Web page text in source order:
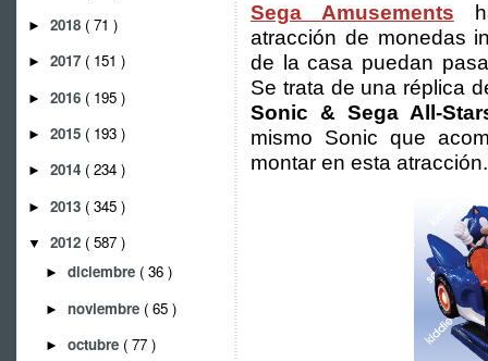
► 2018 ( 71 )
► 2017 ( 151 )
► 2016 ( 195 )
► 2015 ( 193 )
► 2014 ( 234 )
► 2013 ( 345 )
▼ 2012 ( 587 )
► diciembre ( 36 )
► noviembre ( 65 )
► octubre ( 77 )
Sega Amusements
atracción de monedas
de la casa puedan
Se trata de una réplica
Sonic & Sega All-
mismo Sonic que
montar en esta atracción.